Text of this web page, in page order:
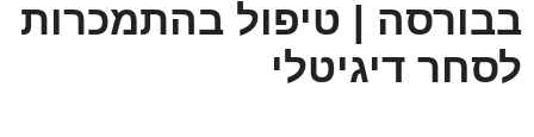
בבורסה | טיפול בהתמכרות
לסחר דיגיטלי